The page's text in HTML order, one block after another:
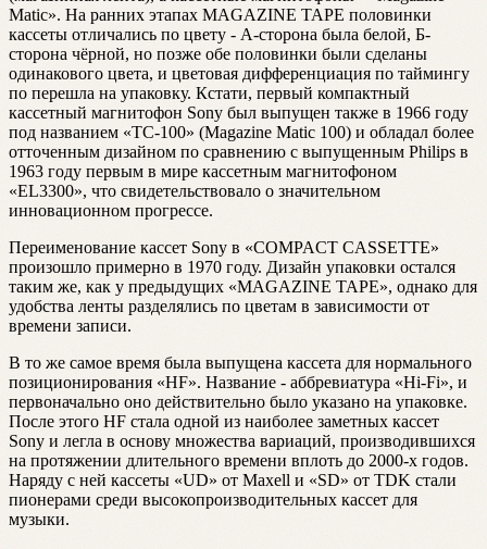
Matic». На ранних этапах MAGAZINE TAPE половинки
кассеты отличались по цвету - А-сторона была белой, Б-
сторона чёрной, но позже обе половинки были сделаны
одинакового цвета, и цветовая дифференциация по таймингу
по перешла на упаковку. Кстати, первый компактный
кассетный магнитофон Sony был выпущен также в 1966 году
под названием «TC-100» (Magazine Matic 100) и обладал более
отточенным дизайном по сравнению с выпущенным Philips в
1963 году первым в мире кассетным магнитофоном
«EL3300», что свидетельствовало о значительном
инновационном прогрессе.
Переименование кассет Sony в «COMPACT CASSETTE»
произошло примерно в 1970 году. Дизайн упаковки остался
таким же, как у предыдущих «MAGAZINE TAPE», однако для
удобства ленты разделялись по цветам в зависимости от
времени записи.
В то же самое время была выпущена кассета для нормального
позиционирования «HF». Название - аббревиатура «Hi-Fi», и
первоначально оно действительно было указано на упаковке.
После этого HF стала одной из наиболее заметных кассет
Sony и легла в основу множества вариаций, производившихся
на протяжении длительного времени вплоть до 2000-х годов.
Наряду с ней кассеты «UD» от Maxell и «SD» от TDK стали
пионерами среди высокопроизводительных кассет для
музыки.